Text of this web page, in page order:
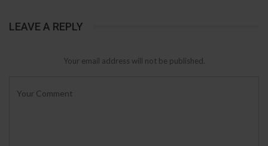
LEAVE A REPLY
Your email address will not be published.